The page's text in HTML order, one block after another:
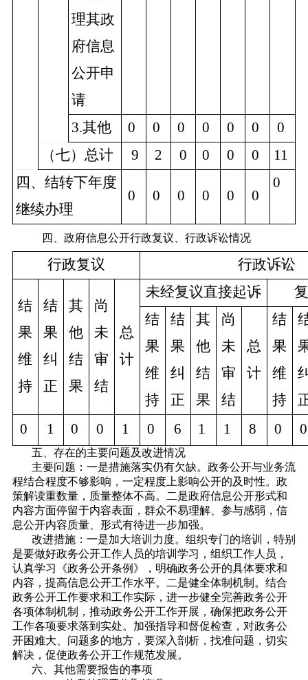
理其政
府信息
公开申
请
3.其他 0 0 0 0 0 0
0
（七）总计
9 2 0 0 0 0
11
四、结转下年度
继续办理
0 0 0 0 0 0
0
四、政府信息公开行政复议、行政诉讼情况
行政复议 行政诉讼
结
果
维
持
结
果
纠
正
其
他
结
果
尚
未
审
结
总
计
未经复议直接起诉
结
果
维
持
结
果
纠
正
其
他
结
果
尚
未
审
结
总
计
结
果
维
持
0
1 0 0 1 0 6 1 1 8 0
五、存在的主要问题及改进情况
主要问题：一是措施落实仍有欠缺。政务公开与业务流
程结合程度不够影响，一定程度上影响公开的及时性。政
策解读重数量，质量整体不高。二是政府信息公开形式和
内容方面停留于内容表面，群众不易理解、参与感弱，信
息公开内容质量、形式有待进一步加强。
改进措施：一是加大培训力度。组织专门的培训，特别
是要做好政务公开工作人员的培训学习，组织工作人员，
认真学习《政务公开条例》，明确政务公开的具体要求和
内容，提高信息公开工作水平。二是健全体制机制。结合
政务公开工作要求和工作实际，进一步健全完善政务公开
各项体制机制，推动政务公开工作开展，确保把政务公开
工作各项要求落到实处。加强指导和督促检查，对政务公
开困难大、问题多的地方，要深入剖析，找准问题，切实
解决，促使政务公开工作规范发展。
六、其他需要报告的事项